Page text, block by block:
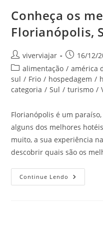
Conheça os
Florianópolis,
Autor
do
post:
viverviajar
Post
publicado:
16/12/
Categoria
do
post:
alimentação / américa
sul / Frio / hospedagem /
categoria / Sul / turismo /
Florianópolis é um
alguns dos melhores
muito, a sua experiência
descobrir quais são os
Continue Lendo Conheça
Os